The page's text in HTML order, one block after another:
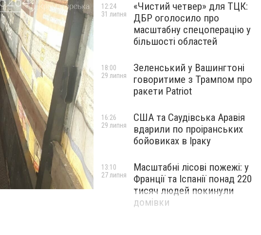
«Чистий четвер» для ТЦК:
ДБР оголосило про
масштабну спецоперацію у
більшості областей
12:24
31 липня
Зеленський у Вашингтоні
говоритиме з Трампом про
ракети Patriot
18:00
29 липня
США та Саудівська Аравія
вдарили по проіранських
бойовиках в Іраку
16:26
29 липня
Масштабні лісові пожежі: у
Франції та Іспанії понад 220
тисяч людей покинули
домівки
13:10
27 липня